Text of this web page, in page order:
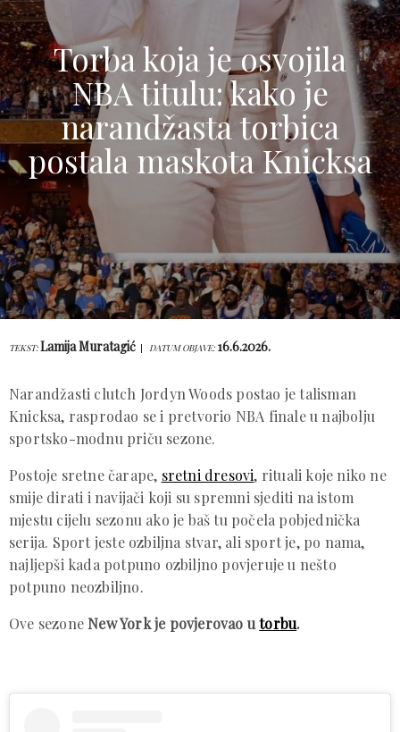
Torba koja je osvojila
NBA titulu: kako je
narandžasta torbica
postala maskota Knicksa
TEKST:Lamija Muratagić DATUM OBJAVE: 16.6.2026.
Narandžasti clutch Jordyn Woods postao je talisman
Knicksa, rasprodao se i pretvorio NBA finale u najbolju
sportsko-modnu priču sezone.
Postoje sretne čarape, sretni dresovi, rituali koje niko ne
smije dirati i navijači koji su spremni sjediti na istom
mjestu cijelu sezonu ako je baš tu počela pobjednička
serija. Sport jeste ozbiljna stvar, ali sport je, po nama,
najljepši kada potpuno ozbiljno povjeruje u nešto
potpuno neozbiljno.
Ove sezoneNew York je povjerovao utorbu.